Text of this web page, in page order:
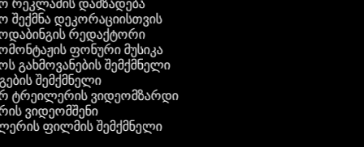
რეკლამის დამზადება
შექმნა დეკორაციისთვის
რედაქტორი
ფონური მუსიკა
გახმოვანების შემქმნელი
შემქმნელი
ტრეილერის ვიდეომზარდი
ვიდეომშენი
ფილმის შემქმნელი